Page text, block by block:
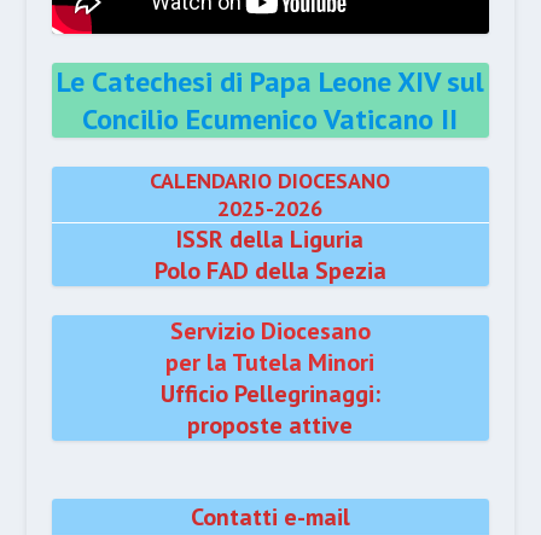
Le Catechesi di Papa Leone XIV sul
Concilio Ecumenico Vaticano II
CALENDARIO DIOCESANO
2025-2026
ISSR della Liguria
Polo FAD della Spezia
Servizio Diocesano
per la Tutela Minori
Ufficio Pellegrinaggi:
proposte attive
Contatti e-mail